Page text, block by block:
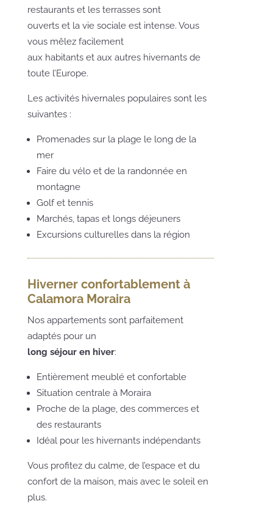
restaurants et les terrasses sont
ouverts et la vie sociale est intense. Vous
vous mêlez facilement
aux habitants et aux autres hivernants de
toute l’Europe.
Les activités hivernales populaires sont les
suivantes :
Promenades sur la plage le long de la
mer
Faire du vélo et de la randonnée en
montagne
Golf et tennis
Marchés, tapas et longs déjeuners
Excursions culturelles dans la région
Hiverner confortablement à
Calamora Moraira
Nos appartements sont parfaitement
adaptés pour un
long séjour en hiver:
Entièrement meublé et confortable
Situation centrale à Moraira
Proche de la plage, des commerces et
des restaurants
Idéal pour les hivernants indépendants
Vous profitez du calme, de l’espace et du
confort de la maison, mais avec le soleil en
plus.